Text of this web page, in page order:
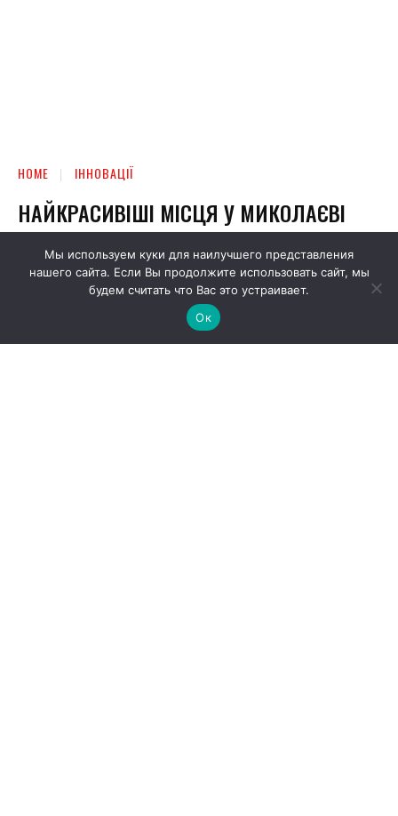
Мы используем куки для наилучшего представления
нашего сайта. Если Вы продолжите использовать сайт, мы
будем считать что Вас это устраивает.
Ок